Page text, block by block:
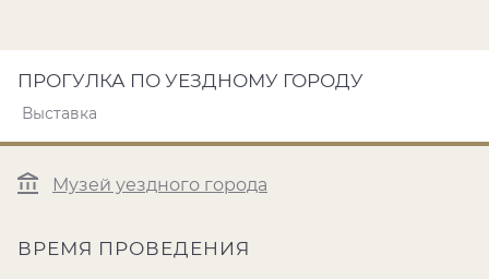
ПРОГУЛКА ПО УЕЗДНОМУ ГОРОДУ
Выставка
Музей уездного города
ВРЕМЯ ПРОВЕДЕНИЯ